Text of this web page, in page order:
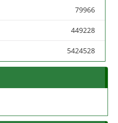
79966
449228
5424528